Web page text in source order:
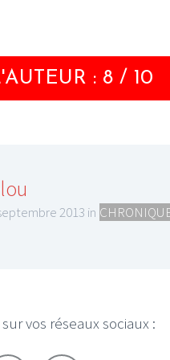
: 8 / 10
2013 in
vos réseaux sociaux :